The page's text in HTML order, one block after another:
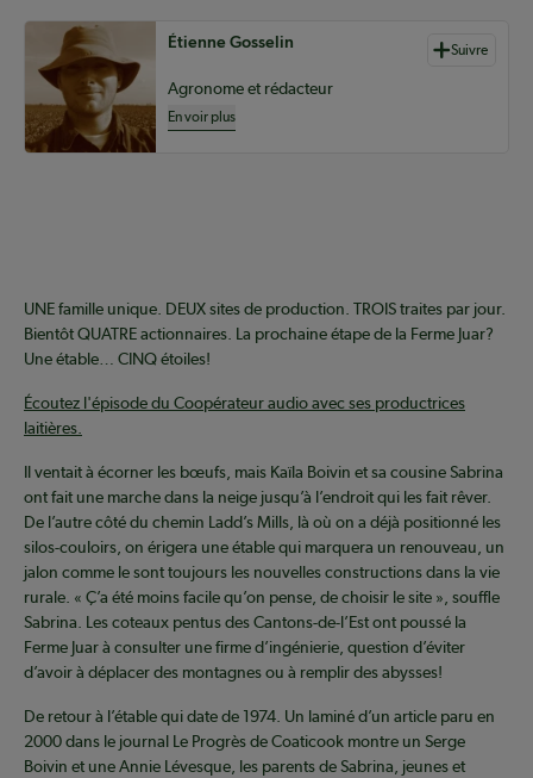
Auteurs de contenu
Étienne Gosselin Suivre
Agronome et rédacteur
En voir plus
UNE famille unique. DEUX sites de production. TROIS traites par jour.
Bientôt QUATRE actionnaires. La prochaine étape de la Ferme Juar?
Une étable… CINQ étoiles!
Écoutez l'épisode du Coopérateur audio avec ses productrices
laitières.
Il ventait à écorner les bœufs, mais Kaïla Boivin et sa cousine Sabrina
ont fait une marche dans la neige jusqu’à l’endroit qui les fait rêver.
De l’autre côté du chemin Ladd’s Mills, là où on a déjà positionné les
silos-couloirs, on érigera une étable qui marquera un renouveau, un
jalon comme le sont toujours les nouvelles constructions dans la vie
rurale. « Ç’a été moins facile qu’on pense, de choisir le site », souffle
Sabrina. Les coteaux pentus des Cantons-de-l’Est ont poussé la
Ferme Juar à consulter une firme d’ingénierie, question d’éviter
d’avoir à déplacer des montagnes ou à remplir des abysses!
De retour à l’étable qui date de 1974. Un laminé d’un article paru en
2000 dans le journal Le Progrès de Coaticook montre un Serge
Boivin et une Annie Lévesque, les parents de Sabrina, jeunes et